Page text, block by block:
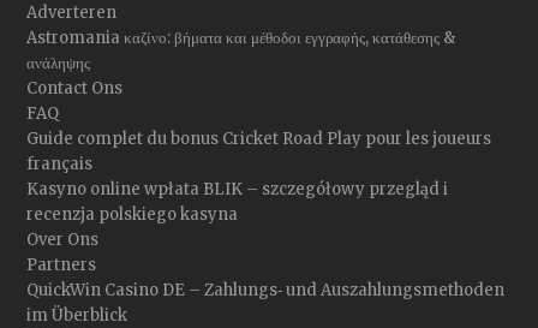
Adverteren
Astromania καζίνο: βήματα και μέθοδοι εγγραφής, κατάθεσης &
ανάληψης
Contact Ons
FAQ
Guide complet du bonus Cricket Road Play pour les joueurs
français
Kasyno online wpłata BLIK – szczegółowy przegląd i
recenzja polskiego kasyna
Over Ons
Partners
QuickWin Casino DE – Zahlungs‑ und Auszahlungsmethoden
im Überblick